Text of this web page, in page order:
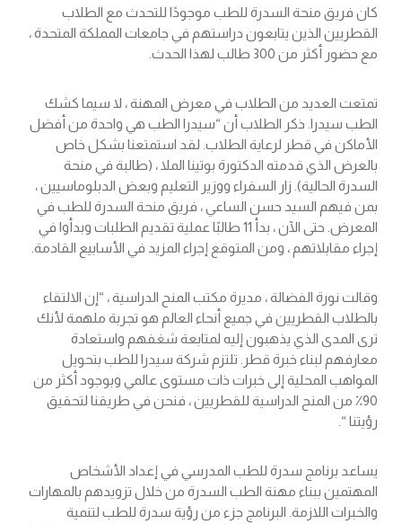
كان فريق منحة السدرة للطب موجودًا للتحدث مع الطلاب
القطريين الذين يتابعون دراستهم في جامعات المملكة المتحدة ،
مع حضور أكثر من 300 طالب لهذا الحدث.
تمتعت العديد من الطلاب في معرض المهنة ، لا سيما كشك
الطب سيدرا. ذكر الطلاب أن “سيدرا الطب هي واحدة من أفضل
الأماكن في قطر لرعاية الطلاب. لقد استمتعنا بشكل خاص
بالعرض الذي قدمته الدكتورة بوتينا الملا ، (طالبة في منحة
السدرة الحالية). زار السفراء ووزير التعليم وبعض الدبلوماسيين ،
بمن فيهم السيد حسن الساعي ، فريق منحة السدرة للطب في
المعرض. حتى الآن ، بدأ 11 طالبًا عملية تقديم الطلبات وبدأوا في
إجراء مقابلاتهم ، ومن المتوقع إجراء المزيد في الأسابيع القادمة.
وقالت نورة الفضالة ، مديرة مكتب المنح الدراسية ، “إن الالتقاء
بالطلاب القطريين في جميع أنحاء العالم هو تجربة ملهمة لأنك
ترى المدى الذي يذهبون إليه لمتابعة شغفهم واستعادة
معارفهم لبناء خبرة قطر. تلتزم شركة سيدرا للطب بتحويل
المواهب المحلية إلى خبرات ذات مستوى عالمي وبوجود أكثر من
90٪ من المنح الدراسية للقطريين ، فنحن في طريقنا لتحقيق
رؤيتنا “.
يساعد برنامج سدرة للطب المدرسي في إعداد الأشخاص
المهتمين ببناء مهنة الطب السدرة من خلال تزويدهم بالمهارات
والخبرات اللازمة. البرنامج جزء من رؤية سدرة للطب لتنمية